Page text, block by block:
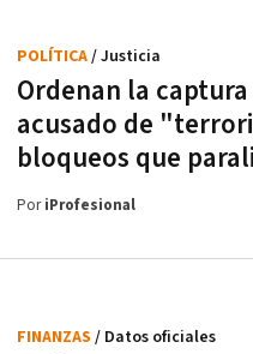
Ordenan la
acusado de
bloqueos que
POLÍTICA/ Justicia
PoriProfesional
FINANZAS / Datos oficiales